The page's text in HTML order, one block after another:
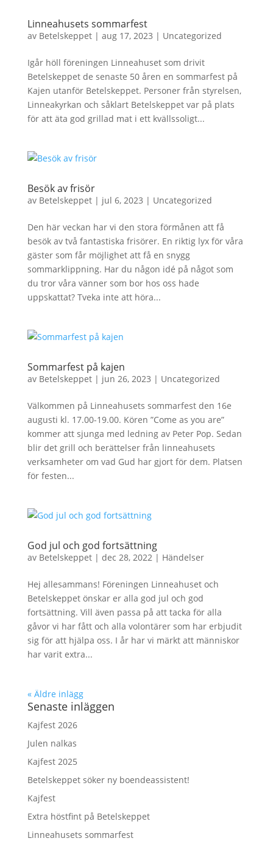
Linneahusets sommarfest
av Betelskeppet| aug 17, 2023 | Uncategorized
Igår höll föreningen Linneahuset som drivit
Betelskeppet de senaste 50 åren en sommarfest på
Kajen utanför Betelskeppet. Personer från styrelsen,
Linneakyrkan och såklart Betelskeppet var på plats
för att äta god grillad mat i ett kvällssoligt...
Besök av frisör
av Betelskeppet| jul 6, 2023 | Uncategorized
Den här veckan har vi den stora förmånen att få
besök av två fantastiska frisörer. En riktig lyx för våra
gäster som får möjlighet att få en snygg
sommarklippning. Har du någon idé på något som
du tror våra vänner som bor hos oss hade
uppskattat? Tveka inte att höra...
Sommarfest på kajen
av Betelskeppet| jun 26, 2023 | Uncategorized
Välkommen på Linneahusets sommarfest den 16e
augusti kl. 17.00-19.00. Kören ”Come as you are”
kommer att sjunga med ledning av Peter Pop. Sedan
blir det grill och berättelser från linneahusets
verksamheter om vad Gud har gjort för dem. Platsen
för festen...
God jul och god fortsättning
av Betelskeppet| dec 28, 2022| Händelser
Hej allesammans! Föreningen Linneahuset och
Betelskeppet önskar er alla god jul och god
fortsättning. Vill även passa på att tacka för alla
gåvor vi har fått och alla volontärer som har erbjudit
sig för att hjälpa oss. I år har vi märkt att människor
har varit extra...
« Äldre inlägg
Senaste inläggen
Kajfest 2026
Julen nalkas
Kajfest 2025
Betelskeppet söker ny boendeassistent!
Kajfest
Extra höstfint på Betelskeppet
Linneahusets sommarfest